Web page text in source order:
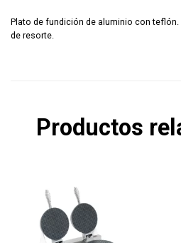
Plato de fundición de aluminio con teflón.
de resorte.
Productos